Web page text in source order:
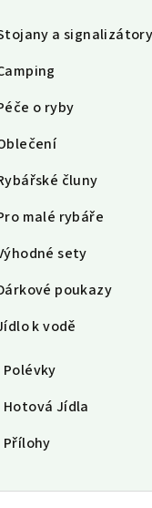
a signalizátory
o ryby
čluny
malé rybáře
sety
poukazy
k vodě
Polévky
Hotová Jídla
Přílohy